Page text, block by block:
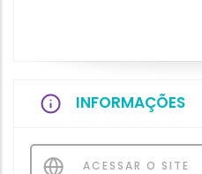
INFORMAÇÕES
ACESSAR O SITE